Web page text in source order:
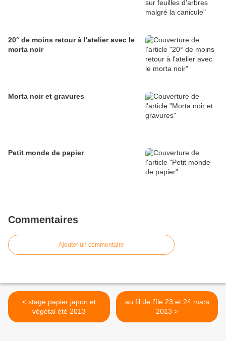
20° de moins retour à l'atelier avec le
morta noir
Morta noir et gravures
Petit monde de papier
Commentaires
Ajouter un commentaire
< stage papier japon et
végétal été 2013
au fil de l'île 23 et 24 mars
2013 >